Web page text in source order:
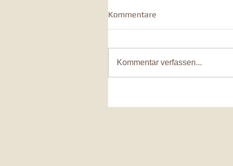
Kommentare
Kommentar verfassen...